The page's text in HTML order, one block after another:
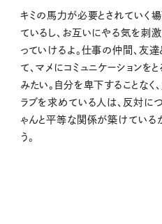
キミの馬力が必要とされていく
ているし、お互いにやる気を刺
っていけるよ。仕事の仲間、友
て、マメにコミュニケーションを
みたい。自分を卑下することなく
ラブを求めている人は、反対につ
ゃんと平等な関係が築けている
う。